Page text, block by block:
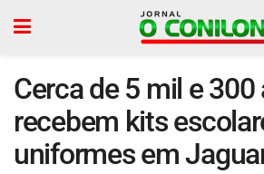
Cerca de 5 mil e 300
recebem kits
uniformes em